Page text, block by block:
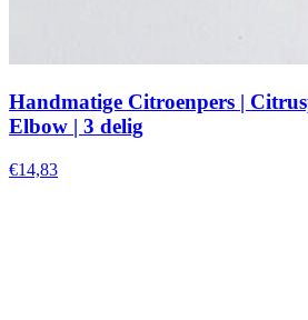
Handmatige Citroenpers |
Elbow | 3 delig
€14,83